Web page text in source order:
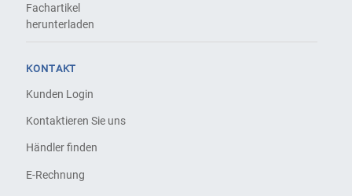
Fachartikel
herunterladen
KONTAKT
Kunden Login
Kontaktieren Sie uns
Händler finden
E-Rechnung